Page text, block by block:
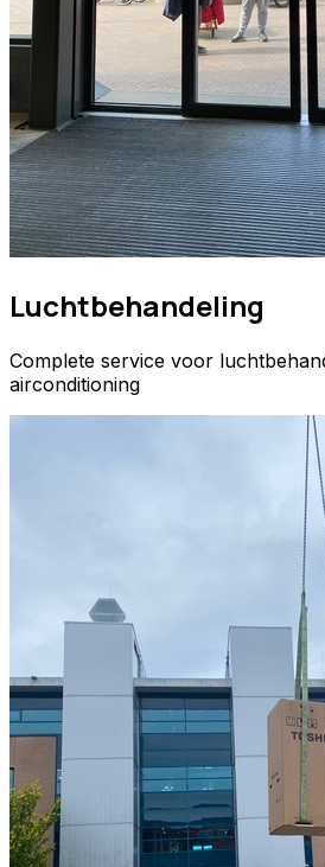
Luchtbehandeling
Complete service voor
airconditioning